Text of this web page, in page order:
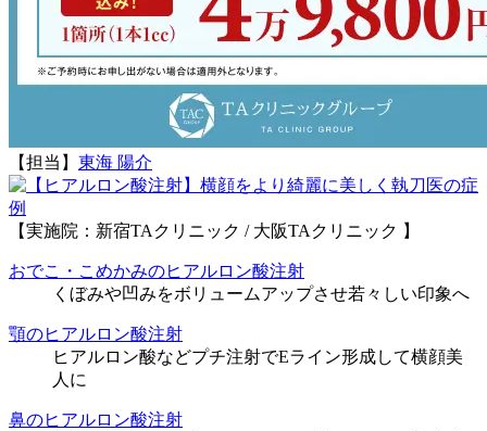
【担当】 東海 陽介
執刀医の症
例
【実施院：新宿TAクリニック / 大阪TAクリニック 】
おでこ・こめかみのヒアルロン酸注射
くぼみや凹みをボリュームアップさせ若々しい印象へ
顎のヒアルロン酸注射
ヒアルロン酸などプチ注射でEライン形成して横顔美
人に
鼻のヒアルロン酸注射